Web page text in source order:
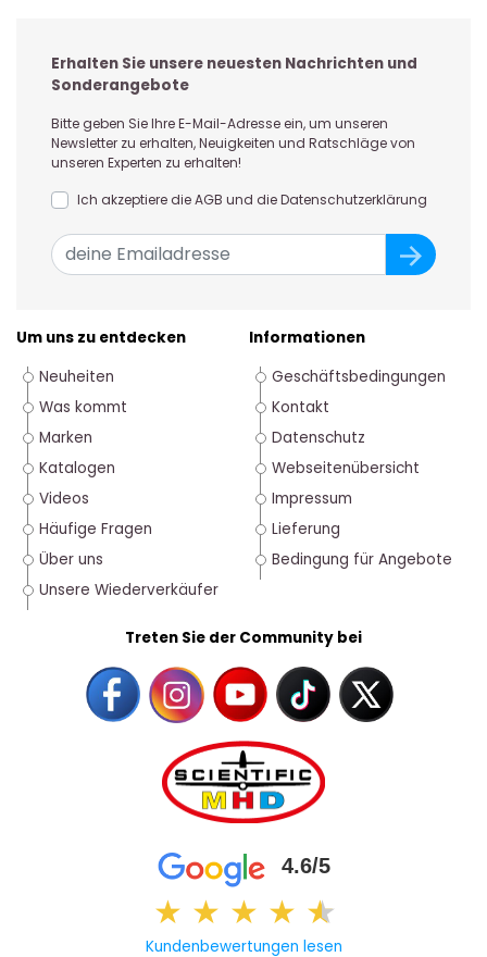
Erhalten Sie unsere neuesten Nachrichten und
Sonderangebote
Bitte geben Sie Ihre E-Mail-Adresse ein, um unseren
Newsletter zu erhalten, Neuigkeiten und Ratschläge von
unseren Experten zu erhalten!
Ich akzeptiere die AGB und die Datenschutzerklärung
Um uns zu entdecken
Neuheiten
Was kommt
Marken
Katalogen
Videos
Häufige Fragen
Über uns
Unsere Wiederverkäufer
Treten Sie der Community bei
4.6/5
★ ★ ★ ★ ★
★
Kundenbewertungen lesen
Informationen
Geschäftsbedingungen
Kontakt
Datenschutz
Webseitenübersicht
Impressum
Lieferung
Bedingung für Angebote